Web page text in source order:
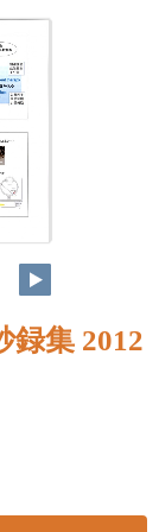
録集 2012